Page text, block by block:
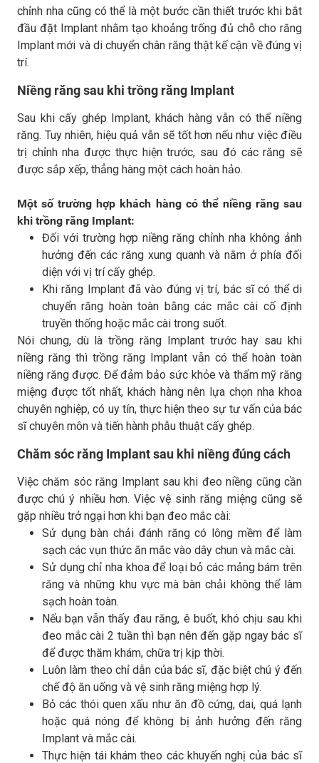
chỉnh nha cũng có thể là một bước cần thiết trước khi bắt
đầu đặt Implant nhằm tạo khoảng trống đủ chỗ cho răng
Implant mới và di chuyển chân răng thật kế cận về đúng vị
trí.
Niềng răng sau khi trồng răng Implant
Sau khi cấy ghép Implant, khách hàng vẫn có thể niềng
răng. Tuy nhiên, hiệu quả vẫn sẽ tốt hơn nếu như việc điều
trị chỉnh nha được thực hiện trước, sau đó các răng sẽ
được sắp xếp, thẳng hàng một cách hoàn hảo.
Một số trường hợp khách hàng có thể niềng răng sau
khi trồng răng Implant:
Đối với trường hợp niềng răng chỉnh nha không ảnh
hưởng đến các răng xung quanh và nằm ở phía đối
diện với vị trí cấy ghép.
Khi răng Implant đã vào đúng vị trí, bác sĩ có thể di
chuyển răng hoàn toàn bằng các mắc cài cố định
truyền thống hoặc mắc cài trong suốt.
Nói chung, dù là trồng răng Implant trước hay sau khi
niềng răng thì trồng răng Implant vẫn có thể hoàn toàn
niềng răng được. Để đảm bảo sức khỏe và thẩm mỹ răng
miệng được tốt nhất, khách hàng nên lựa chọn nha khoa
chuyên nghiệp, có uy tín, thực hiện theo sự tư vấn của bác
sĩ chuyên môn và tiến hành phẫu thuật cấy ghép.
Chăm sóc răng Implant sau khi niềng đúng cách
Việc chăm sóc răng Implant sau khi đeo niềng cũng cần
được chú ý nhiều hơn. Việc vệ sinh răng miệng cũng sẽ
gặp nhiều trở ngại hơn khi bạn đeo mắc cài:
Sử dụng bàn chải đánh răng có lông mềm để làm
sạch các vụn thức ăn mắc vào dây chun và mắc cài.
Sử dụng chỉ nha khoa để loại bỏ các mảng bám trên
răng và những khu vực mà bàn chải không thể làm
sạch hoàn toàn.
Nếu bạn vẫn thấy đau răng, ê buốt, khó chịu sau khi
đeo mắc cài 2 tuần thì bạn nên đến gặp ngay bác sĩ
để được thăm khám, chữa trị kịp thời.
Luôn làm theo chỉ dẫn của bác sĩ, đặc biệt chú ý đến
chế độ ăn uống và vệ sinh răng miệng hợp lý.
Bỏ các thói quen xấu như ăn đồ cứng, dai, quá lạnh
hoặc quá nóng để không bị ảnh hưởng đến răng
Implant và mắc cài.
Thực hiện tái khám theo các khuyến nghị của bác sĩ